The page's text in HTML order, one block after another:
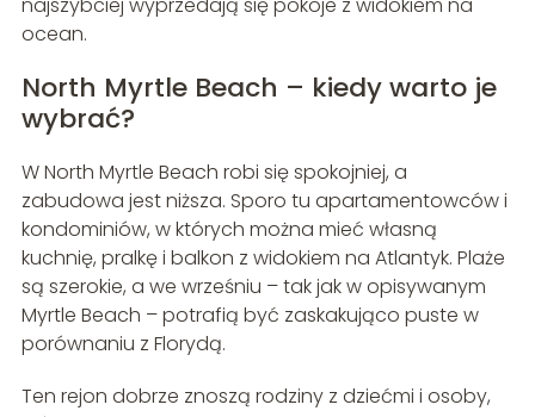
ocean.
North Myrtle Beach – kiedy warto je
wybrać?
W North Myrtle Beach robi się spokojniej, a
zabudowa jest niższa. Sporo tu apartamentowców i
kondominiów, w których można mieć własną
kuchnię, pralkę i balkon z widokiem na Atlantyk. Plaże
są szerokie, a we wrześniu – tak jak w opisywanym
Myrtle Beach – potrafią być zaskakująco puste w
porównaniu z Florydą.
Ten rejon dobrze znoszą rodziny z dziećmi i osoby,